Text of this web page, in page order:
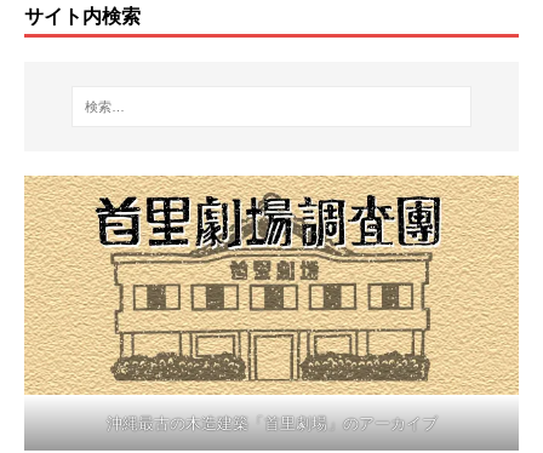
サイト内検索
沖縄最古の木造建築「首里劇場」のアーカイブ